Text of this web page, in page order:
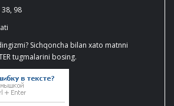
38, 98
Sichqoncha bilan xato matnni
tugmalarini bosing.